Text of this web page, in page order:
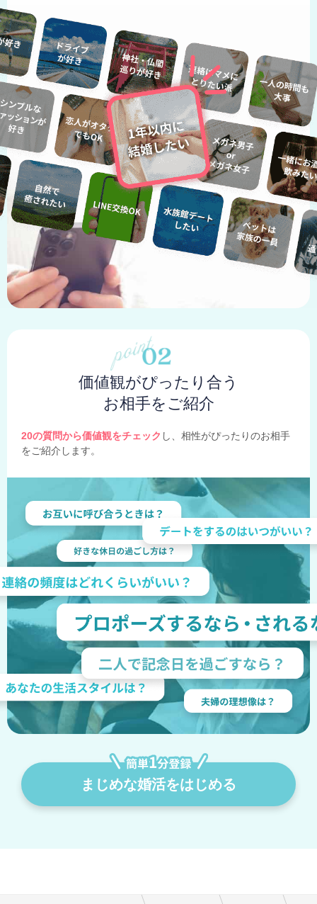
価値観がぴったり合う
お相手をご紹介
20の質問から価値観をチェック し、相性がぴったりのお相手
をご紹介します。
まじめな婚活をはじめる